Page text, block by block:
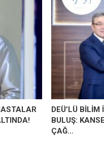
DEÜ’LÜ
BULUŞ:
ÇAĞ…